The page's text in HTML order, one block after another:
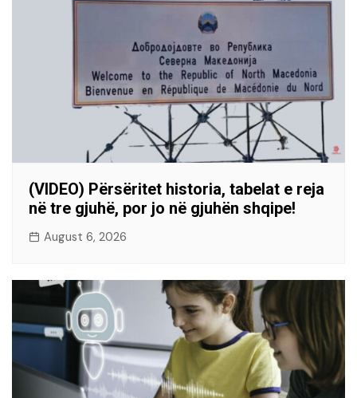
(VIDEO) Përsëritet historia, tabelat e reja
në tre gjuhë, por jo në gjuhën shqipe!
August 6, 2026